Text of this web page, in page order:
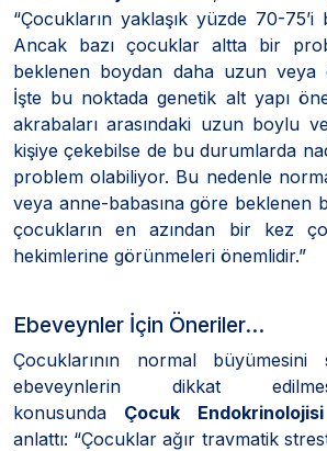
“Çocukların yaklaşık yüzde 70-75’i
Ancak bazı çocuklar altta bir
beklenen boydan daha uzun veya
İşte bu noktada genetik alt yapı
akrabaları arasındaki uzun boylu
kişiye çekebilse de bu durumlarda
problem olabiliyor. Bu nedenle
veya anne-babasına göre beklenen
çocukların en azından bir kez
hekimlerine görünmeleri önemlidir.”
Ebeveynler İçin Öneriler…
Çocuklarının normal büyümesini
ebeveynlerin dikkat
konusunda Çocuk Endokrinolojisi
anlattı: “Çocuklar ağır travmatik